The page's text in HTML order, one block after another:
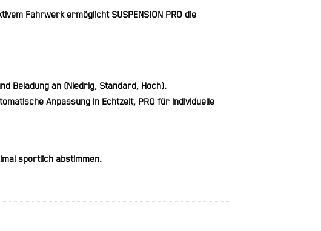
Fahrwerk ermöglicht SUSPENSION PRO die
Beladung an (Niedrig, Standard, Hoch).
Anpassung in Echtzeit, PRO für individuelle
sportlich abstimmen.